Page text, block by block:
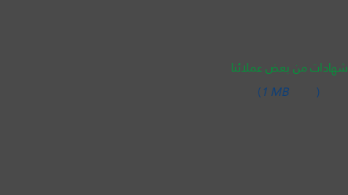
شهادات من بعض عملائنا
(1 MB )